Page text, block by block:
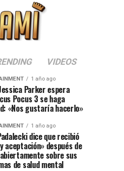
VIDEOS
1 año ago
Parker espera
Pocus 3 se haga
«Nos gustaría hacerlo»
1 año ago
dice que recibió
aceptación» después de
sobre sus
de salud mental